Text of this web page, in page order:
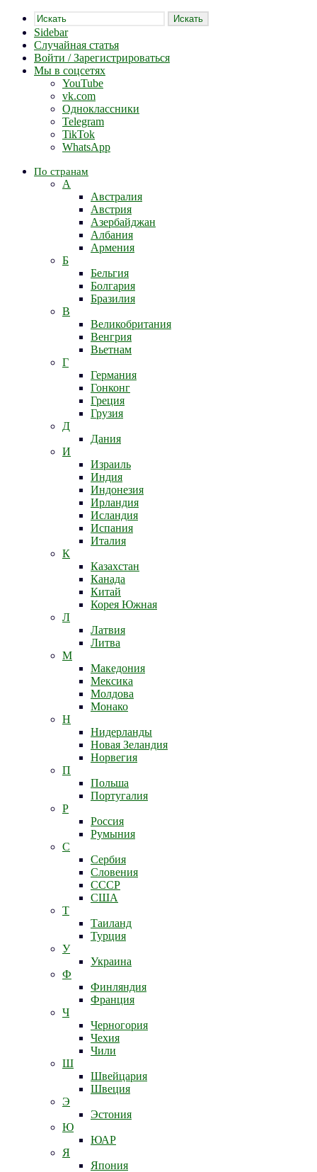
Искать
Sidebar
Случайная статья
Войти / Зарегистрироваться
Мы в соцсетях
YouTube
vk.com
Одноклассники
Telegram
TikTok
WhatsApp
По странам
А
Австралия
Австрия
Азербайджан
Албания
Армения
Б
Бельгия
Болгария
Бразилия
В
Великобритания
Венгрия
Вьетнам
Г
Германия
Гонконг
Греция
Грузия
Д
Дания
И
Израиль
Индия
Индонезия
Ирландия
Исландия
Испания
Италия
К
Казахстан
Канада
Китай
Корея Южная
Л
Латвия
Литва
М
Македония
Мексика
Молдова
Монако
Н
Нидерланды
Новая Зеландия
Норвегия
П
Польша
Португалия
Р
Россия
Румыния
С
Сербия
Словения
СССР
США
Т
Таиланд
Турция
У
Украина
Ф
Финляндия
Франция
Ч
Черногория
Чехия
Чили
Ш
Швейцария
Швеция
Э
Эстония
Ю
ЮАР
Я
Япония